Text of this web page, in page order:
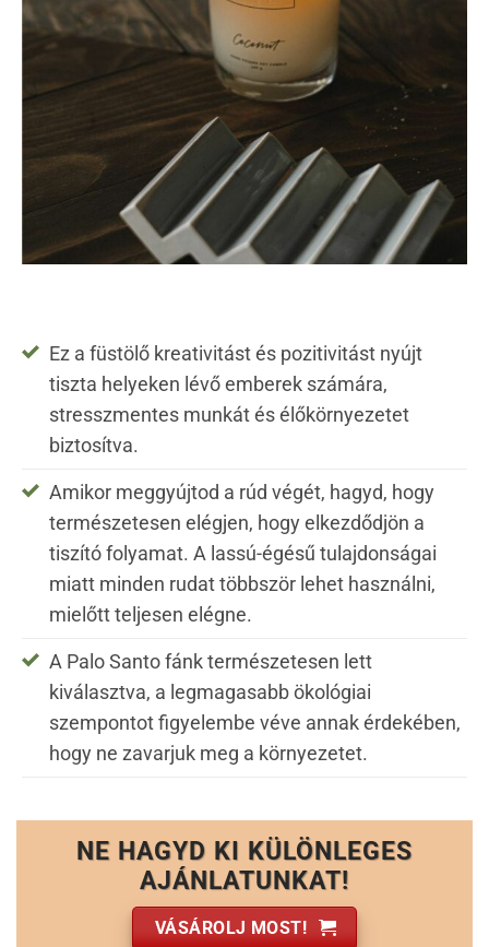
Ez a füstölő kreativitást és pozitivitást nyújt
tiszta helyeken lévő emberek számára,
stresszmentes munkát és élőkörnyezetet
biztosítva.
Amikor meggyújtod a rúd végét, hagyd, hogy
természetesen elégjen, hogy elkezdődjön a
tiszító folyamat. A lassú-égésű tulajdonságai
miatt minden rudat többször lehet használni,
mielőtt teljesen elégne.
A Palo Santo fánk természetesen lett
kiválasztva, a legmagasabb ökológiai
szempontot figyelembe véve annak érdekében,
hogy ne zavarjuk meg a környezetet.
NE HAGYD KI KÜLÖNLEGES
AJÁNLATUNKAT!
VÁSÁROLJ MOST!